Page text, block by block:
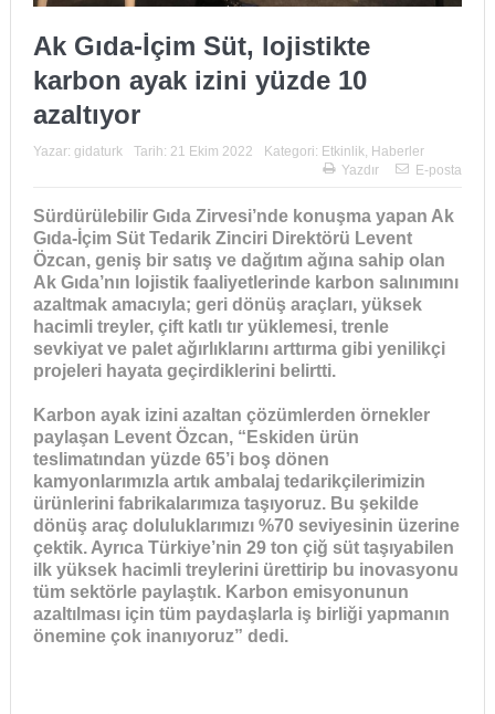
Ak Gıda-İçim Süt, lojistikte
karbon ayak izini yüzde 10
azaltıyor
Yazar: gidaturk Tarih: 21 Ekim 2022 Kategori: Etkinlik, Haberler
Yazdır
E-posta
Sürdürülebilir Gıda Zirvesi’nde konuşma yapan Ak
Gıda-İçim Süt Tedarik Zinciri Direktörü Levent
Özcan, geniş bir satış ve dağıtım ağına sahip olan
Ak Gıda’nın lojistik faaliyetlerinde karbon salınımını
azaltmak amacıyla; geri dönüş araçları, yüksek
hacimli treyler, çift katlı tır yüklemesi, trenle
sevkiyat ve palet ağırlıklarını arttırma gibi yenilikçi
projeleri hayata geçirdiklerini belirtti.
Karbon ayak izini azaltan çözümlerden örnekler
paylaşan Levent Özcan, “Eskiden ürün
teslimatından yüzde 65’i boş dönen
kamyonlarımızla artık ambalaj tedarikçilerimizin
ürünlerini fabrikalarımıza taşıyoruz. Bu şekilde
dönüş araç doluluklarımızı %70 seviyesinin üzerine
çektik. Ayrıca Türkiye’nin 29 ton çiğ süt taşıyabilen
ilk yüksek hacimli treylerini ürettirip bu inovasyonu
tüm sektörle paylaştık. Karbon emisyonunun
azaltılması için tüm paydaşlarla iş birliği yapmanın
önemine çok inanıyoruz” dedi.